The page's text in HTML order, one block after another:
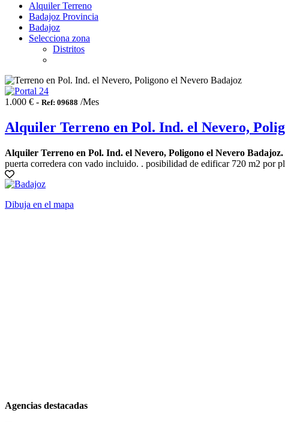
Alquiler Terreno
Badajoz Provincia
Badajoz
Selecciona zona
Distritos
1.000 € - Ref: 09688 /Mes
Alquiler Terreno en Pol. Ind. el Nevero,
Alquiler Terreno en Pol. Ind. el Nevero, Poligono el Nevero Badajoz.
puerta corredera con vado incluido. . posibilidad de edificar 720 m2 por
Dibuja en el mapa
Agencias destacadas